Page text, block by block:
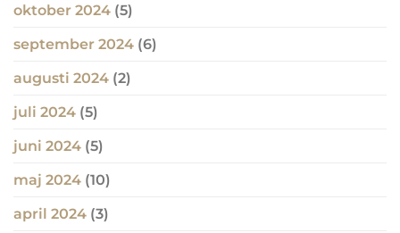
oktober 2024 (5)
september 2024 (6)
augusti 2024 (2)
juli 2024 (5)
juni 2024 (5)
maj 2024 (10)
april 2024 (3)